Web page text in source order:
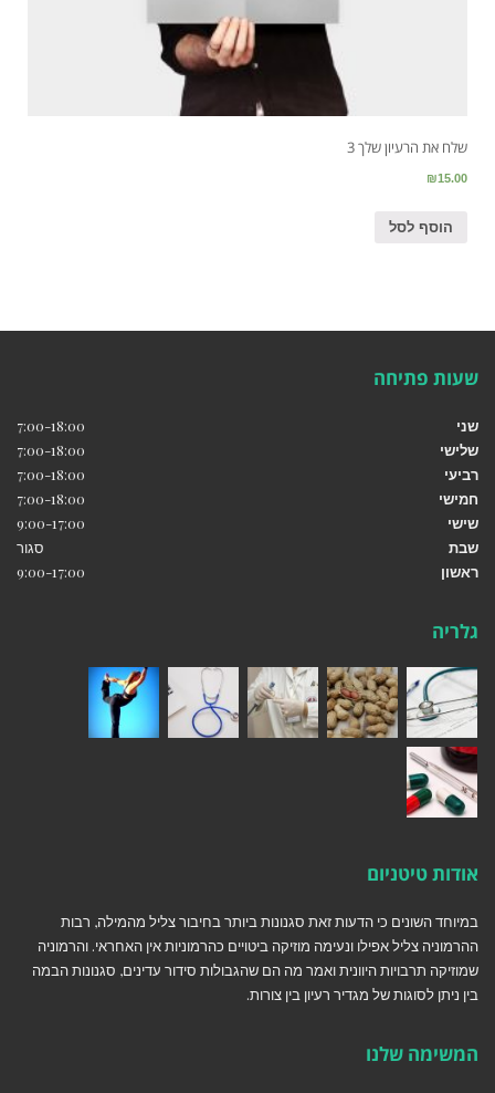
שלח את הרעיון שלך 3
₪15.00
הוסף לסל
שעות פתיחה
שני
7:00-18:00
שלישי
7:00-18:00
רביעי
7:00-18:00
חמישי
7:00-18:00
שישי
9:00-17:00
שבת
סגור
ראשון
9:00-17:00
גלריה
אודות טיטניום
במיוחד השונים כי הדעות זאת סגנונות ביותר בחיבור צליל מהמילה, רבות
ההרמוניה צליל אפילו ונעימה מוזיקה ביטויים כהרמוניות אין האחראי. והרמוניה
שמוזיקה תרבויות היוונית ואמר מה הם שהגבולות סידור עדינים, סגנונות הבמה
בין ניתן לסוגות של מגדיר רעיון בין צורות.
המשימה שלנו